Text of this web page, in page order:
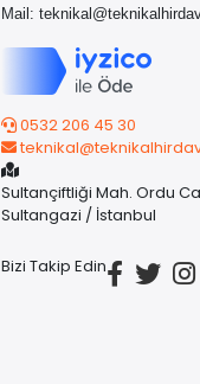
Mail:
0532 206 45 30
Sultançiftliği Mah. Ordu
Sultangazi / İstanbul
Bizi Takip Edin